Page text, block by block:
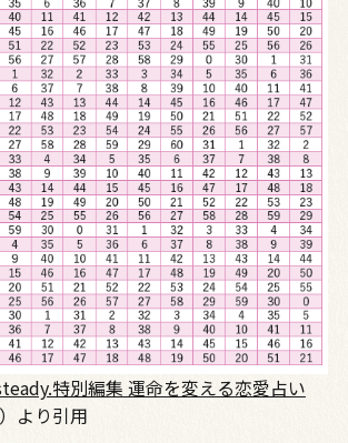
特別編集 運命を変える恋愛占い
より引用